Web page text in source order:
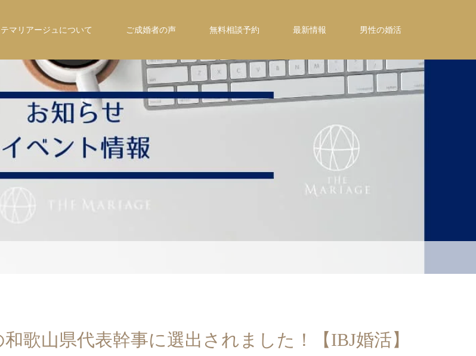
テマリアージュについて ご成婚者の声 無料相談予約 最新情報 男性の婚活
歌山県代表幹事に選出されました！【IBJ婚活】